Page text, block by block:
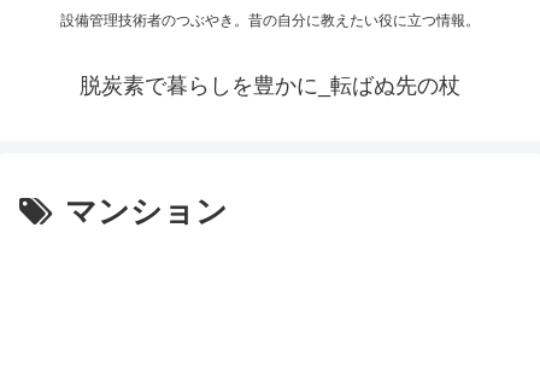
設備管理技術者のつぶやき。昔の自分に教えたい役に立つ情報。
脱炭素で暮らしを豊かに_転ばぬ先の杖
マンション